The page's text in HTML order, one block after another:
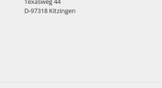
D-97318 Kitzingen